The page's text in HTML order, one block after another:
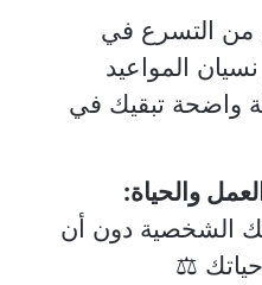
من التسرع في
المواعيد
واضحة تبقيك في
والحياة:
الشخصية دون أن
⚖️